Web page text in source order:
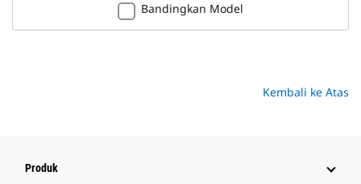
Bandingkan Model
Kembali ke Atas
Produk